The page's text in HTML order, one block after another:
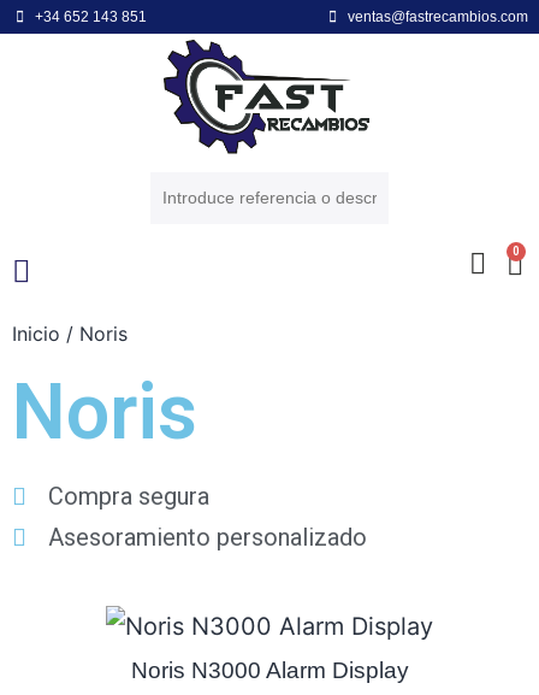
+34 652 143 851 ventas@fastrecambios.com
0
Inicio / Noris
Noris
Compra segura
Asesoramiento personalizado
Noris N3000 Alarm Display